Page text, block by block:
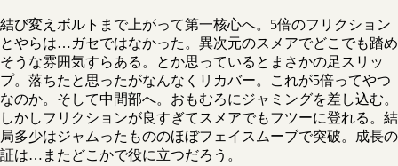
結び変えボルトまで上がって第一核心へ。5倍のフリクション
とやらは…ガセではなかった。異次元のスメアでどこでも踏め
そうな雰囲気すらある。とか思っているとまさかの足スリッ
プ。落ちたと思ったがなんなくリカバー。これが5倍ってやつ
なのか。そして中間部へ。おもむろにジャミングを差し込む。
しかしフリクションが良すぎてスメアでもフツーに登れる。結
局多少はジャムったもののほぼフェイスムーブで突破。成長の
証は…またどこかで役に立つだろう。